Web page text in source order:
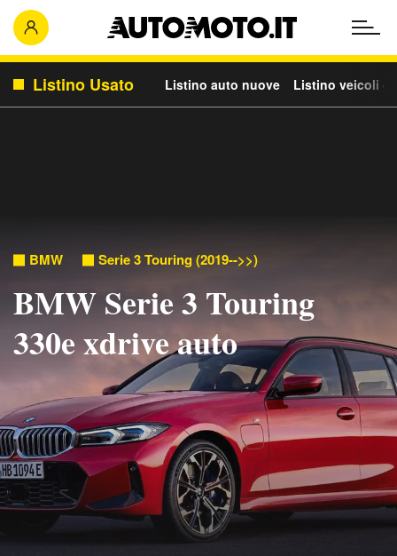
Listino Usato Listino auto nuove Listino veicoli
BMW Serie 3 Touring (2019-->>)
BMW Serie 3 Touring
330e xdrive auto